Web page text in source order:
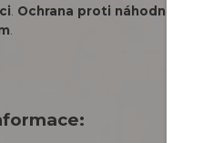
Ochrana proti